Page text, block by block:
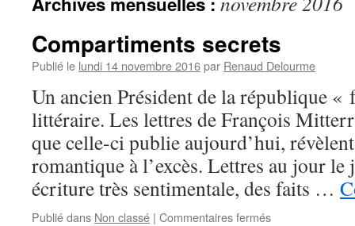
Compartiments secrets
Publié le lundi 14 novembre 2016par Renaud Delourme
Un ancien Président de la république «
littéraire. Les lettres de François
que celle-ci publie aujourd’hui,
romantique à l’excès. Lettres au jour le
écriture très sentimentale, des faits …
Publié dans Non classé | Commentaires fermés